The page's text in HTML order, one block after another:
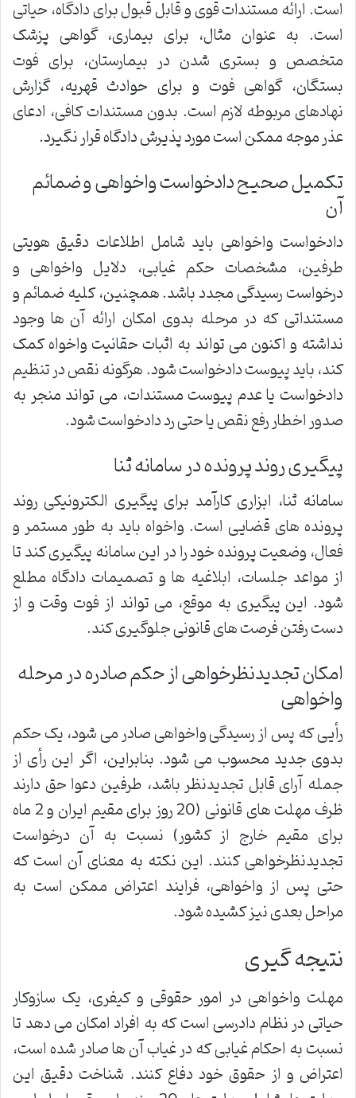
است. ارائه مستندات قوی و قابل قبول برای دادگاه، حیاتی
است. به عنوان مثال، برای بیماری، گواهی پزشک
متخصص و بستری شدن در بیمارستان، برای فوت
بستگان، گواهی فوت و برای حوادث قهریه، گزارش
نهادهای مربوطه لازم است. بدون مستندات کافی، ادعای
عذر موجه ممکن است مورد پذیرش دادگاه قرار نگیرد.
تکمیل صحیح دادخواست واخواهی و ضمائم
آن
دادخواست واخواهی باید شامل اطلاعات دقیق هویتی
طرفین، مشخصات حکم غیابی، دلایل واخواهی و
درخواست رسیدگی مجدد باشد. همچنین، کلیه ضمائم و
مستنداتی که در مرحله بدوی امکان ارائه آن ها وجود
نداشته و اکنون می تواند به اثبات حقانیت واخواه کمک
کند، باید پیوست دادخواست شود. هرگونه نقص در تنظیم
دادخواست یا عدم پیوست مستندات، می تواند منجر به
صدور اخطار رفع نقص یا حتی رد دادخواست شود.
پیگیری روند پرونده در سامانه ثنا
سامانه ثنا، ابزاری کارآمد برای پیگیری الکترونیکی روند
پرونده های قضایی است. واخواه باید به طور مستمر و
فعال، وضعیت پرونده خود را در این سامانه پیگیری کند تا
از مواعد جلسات، ابلاغیه ها و تصمیمات دادگاه مطلع
شود. این پیگیری به موقع، می تواند از فوت وقت و از
دست رفتن فرصت های قانونی جلوگیری کند.
امکان تجدیدنظرخواهی از حکم صادره در مرحله
واخواهی
رأیی که پس از رسیدگی واخواهی صادر می شود، یک حکم
بدوی جدید محسوب می شود. بنابراین، اگر این رأی از
جمله آرای قابل تجدیدنظر باشد، طرفین دعوا حق دارند
ظرف مهلت های قانونی (20 روز برای مقیم ایران و 2 ماه
برای مقیم خارج از کشور) نسبت به آن درخواست
تجدیدنظرخواهی کنند. این نکته به معنای آن است که
حتی پس از واخواهی، فرایند اعتراض ممکن است به
مراحل بعدی نیز کشیده شود.
نتیجه گیری
مهلت واخواهی در امور حقوقی و کیفری، یک سازوکار
حیاتی در نظام دادرسی است که به افراد امکان می دهد تا
نسبت به احکام غیابی که در غیاب آن ها صادر شده است،
اعتراض و از حقوق خود دفاع کنند. شناخت دقیق این